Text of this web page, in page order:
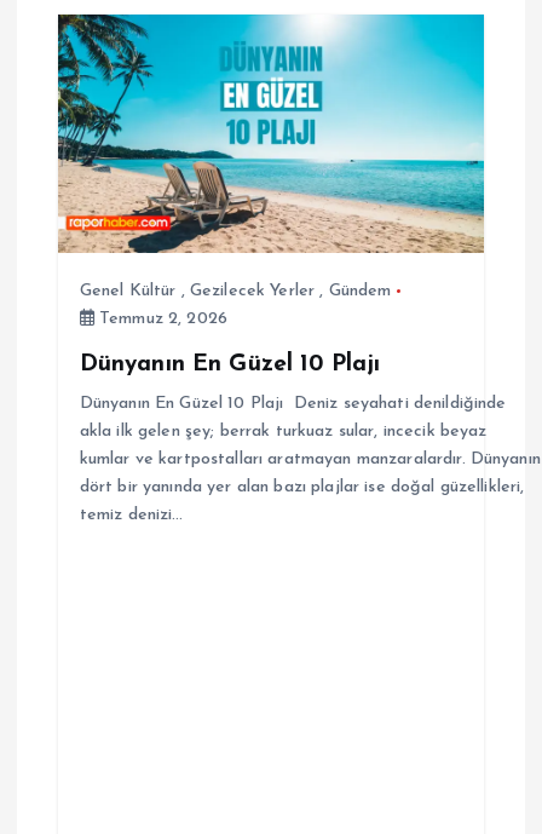
Genel Kültür , Gezilecek Yerler , Gündem
Temmuz 2, 2026
Dünyanın En Güzel 10 Plajı
Dünyanın En Güzel 10 Plajı Deniz seyahati denildiğinde
akla ilk gelen şey; berrak turkuaz sular, incecik beyaz
kumlar ve kartpostalları aratmayan manzaralardır. Dünyanın
dört bir yanında yer alan bazı plajlar ise doğal güzellikleri,
temiz denizi…